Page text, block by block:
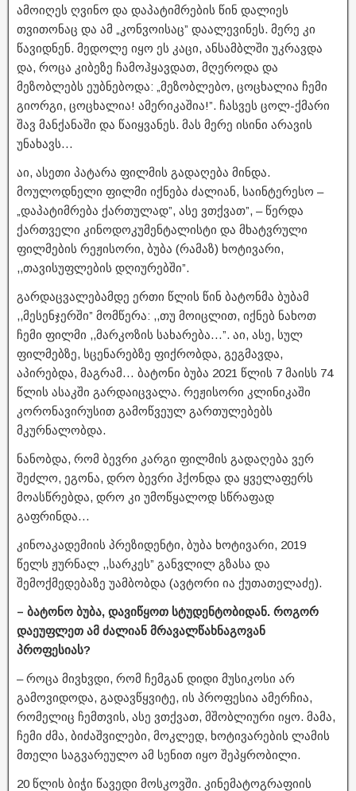
ამოიღეს ღვინო და დაპატიმრების წინ დალიეს
თვითონაც და ამ „კონვოისაც” დაალევინეს. მერე კი
წავიდნენ. მედოლე იყო ეს კაცი, ანსამბლში უკრავდა
და, როცა კიბეზე ჩამოჰყავდათ, მღეროდა და
მეზობლებს ეუბნებოდა: „მეზობლებო, ცოცხალია ჩემი
გიორგი, ცოცხალია! ამერიკაშია!”. ჩასვეს ცოლ-ქმარი
შავ მანქანაში და წაიყვანეს. მას მერე ისინი არავის
უნახავს…
აი, ასეთი პატარა ფილმის გადაღება მინდა.
მოულოდნელი ფილმი იქნება ძალიან, საინტერესო –
„დაპატიმრება ქართულად”, ასე ვთქვათ”, – წერდა
ქართველი კინოდოკუმენტალისტი და მხატვრული
ფილმების რეჟისორი, ბუბა (რამაზ) ხოტივარი,
,,თავისუფლების დღიურებში”.
გარდაცვალებამდე ერთი წლის წინ ბატონმა ბუბამ
,,მესენჯერში” მომწერა: ,,თუ მოიცლით, იქნებ ნახოთ
ჩემი ფილმი ,,მარკოზის სახარება…”. აი, ასე, სულ
ფილმებზე, სცენარებზე ფიქრობდა, გეგმავდა,
აპირებდა, მაგრამ… ბატონი ბუბა 2021 წლის 7 მაისს 74
წლის ასაკში გარდაიცვალა. რეჟისორი კლინიკაში
კორონავირუსით გამოწვეულ გართულებებს
მკურნალობდა.
ნანობდა, რომ ბევრი კარგი ფილმის გადაღება ვერ
შეძლო, ეგონა, დრო ბევრი ჰქონდა და ყველაფერს
მოასწრებდა, დრო კი უმოწყალოდ სწრაფად
გაფრინდა…
კინოაკადემიის პრეზიდენტი, ბუბა ხოტივარი, 2019
წელს ჟურნალ ,,სარკეს” განვლილ გზასა და
შემოქმედებაზე უამბობდა (ავტორი ია ქუთათელაძე).
– ბატონო ბუბა, დავიწყოთ სტუდენტობიდან. როგორ
დაეუფლეთ ამ ძალიან მრავალწახნაგოვან
პროფესიას?
– როცა მივხვდი, რომ ჩემგან დიდი მუსიკოსი არ
გამოვიდოდა, გადავწყვიტე, ის პროფესია ამერჩია,
რომელიც ჩემთვის, ასე ვთქვათ, მშობლიური იყო. მამა,
ჩემი ძმა, ბიძაშვილები, მოკლედ, ხოტივარების ლამის
მთელი საგვარეულო ამ სენით იყო შეპყრობილი.
20 წლის ბიჭი წავედი მოსკოვში. კინემატოგრაფიის